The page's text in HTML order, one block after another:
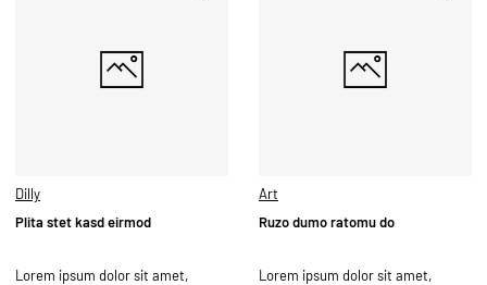
Dilly
Plita stet kasd eirmod
Lorem ipsum dolor sit amet,
Art
Ruzo dumo ratomu do
Lorem ipsum dolor sit amet,